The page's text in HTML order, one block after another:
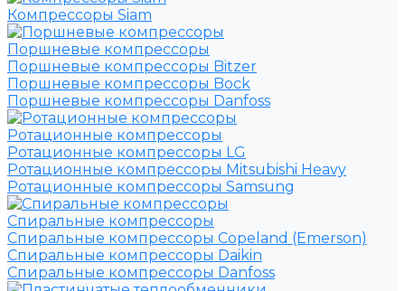
Компрессоры Siam
Поршневые компрессоры
Поршневые компрессоры Bitzer
Поршневые компрессоры Bock
Поршневые компрессоры Danfoss
Ротационные компрессоры
Ротационные компрессоры LG
Ротационные компрессоры Mitsubishi Heavy
Ротационные компрессоры Samsung
Спиральные компрессоры
Спиральные компрессоры Copeland (Emerson)
Спиральные компрессоры Daikin
Спиральные компрессоры Danfoss